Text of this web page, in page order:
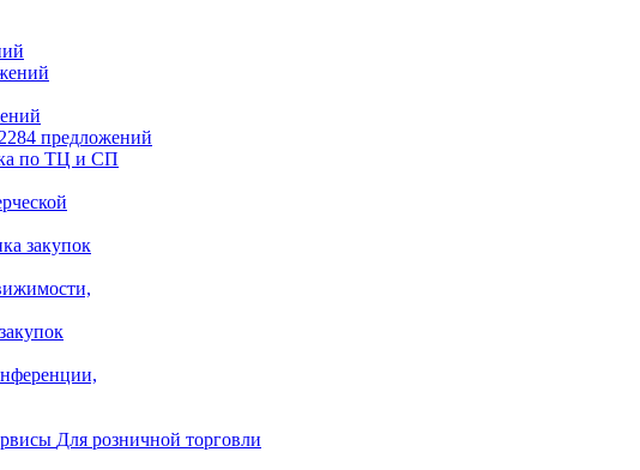
предложений
по ТЦ и СП
закупок
Для розничной торговли